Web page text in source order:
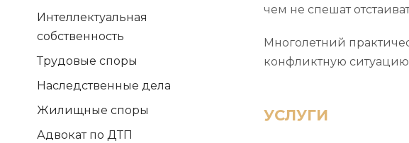
чем не спешат
Многолетний
конфликтную
УСЛУГИ
Интеллектуальная
собственность
Трудовые споры
Наследственные дела
Жилищные споры
Адвокат по ДТП